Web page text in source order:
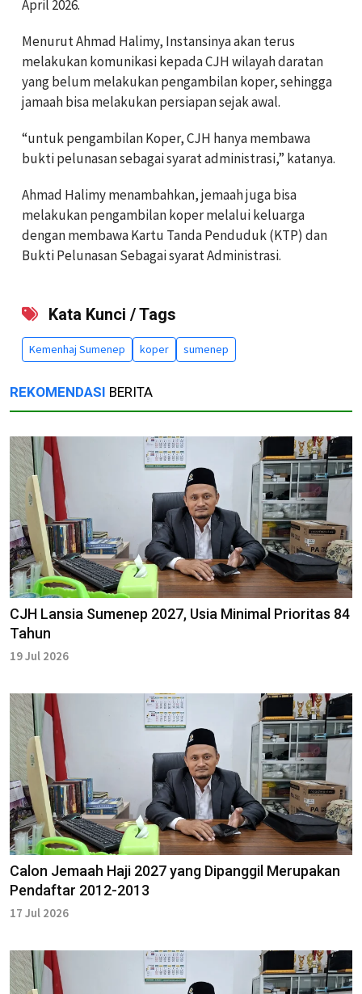
April 2026.
Menurut Ahmad Halimy, Instansinya akan terus
melakukan komunikasi kepada CJH wilayah daratan
yang belum melakukan pengambilan koper, sehingga
jamaah bisa melakukan persiapan sejak awal.
“untuk pengambilan Koper, CJH hanya membawa
bukti pelunasan sebagai syarat administrasi,” katanya.
Ahmad Halimy menambahkan, jemaah juga bisa
melakukan pengambilan koper melalui keluarga
dengan membawa Kartu Tanda Penduduk (KTP) dan
Bukti Pelunasan Sebagai syarat Administrasi.
Kata Kunci / Tags
Kemenhaj Sumenep koper sumenep
REKOMENDASI BERITA
CJH Lansia Sumenep 2027, Usia Minimal Prioritas 84
Tahun
19 Jul 2026
Calon Jemaah Haji 2027 yang Dipanggil Merupakan
Pendaftar 2012-2013
17 Jul 2026